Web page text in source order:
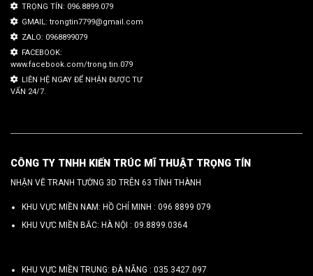
TRỌNG TÍN: 096.8899.079
GMAIL: trongtin7799@gmail.com
ZALO: 0968899079
FACEBOOK:
www.facebook.com/trong.tin.079
LIÊN HỆ NGAY ĐỂ NHẬN ĐƯỢC TƯ
VẤN 24/7.
CÔNG TY TNHH KIẾN TRÚC MĨ THUẬT TRỌNG TÍN
NHẬN VẼ TRANH TƯỜNG 3D TRÊN 63 TỈNH THÀNH
KHU VỰC MIỀN NAM: HỒ CHÍ MINH : 096 8899 079
KHU VỰC MIỀN BẮC: HÀ NỘI : 09.8899.0364
KHU VỰC MIỀN TRUNG: ĐÀ NẴNG : 035.3427.097